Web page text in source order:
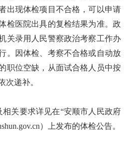
出现体检项目不合格，可以申请
检医院出具的复检结果为准。政
关录用人民警察政治考察工作办
。因体检、考察不合格或自动放
职位空缺，从面试合格人员中按
次递补。
关要求详见在“安顺市人民政府
）上发布的体检公告。